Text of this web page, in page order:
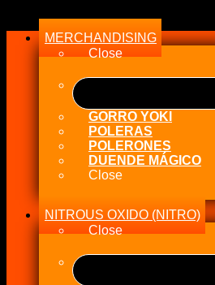
MERCHANDISING
Close
GORRO YOKI
POLERAS
POLERONES
DUENDE MÁGICO
Close
NITROUS OXIDO (NITRO)
Close